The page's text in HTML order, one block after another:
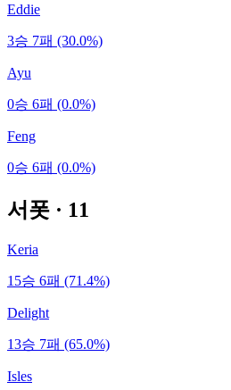
Eddie
3승 7패 (30.0%)
Ayu
0승 6패 (0.0%)
Feng
0승 6패 (0.0%)
서폿 · 11
Keria
15승 6패 (71.4%)
Delight
13승 7패 (65.0%)
Isles